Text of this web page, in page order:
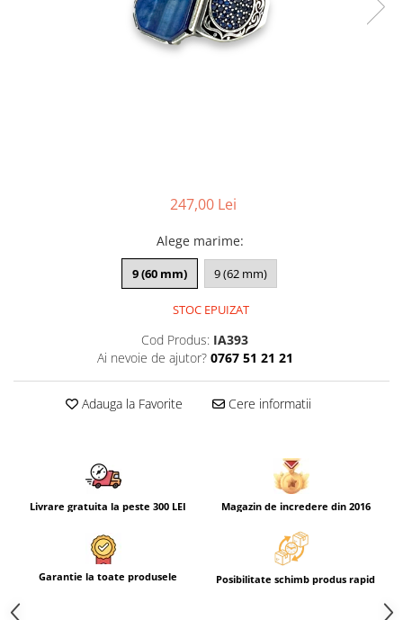
247,00 Lei
Alege marime:
9 (60 mm) 9 (62 mm)
STOC EPUIZAT
Cod Produs: IA393
Ai nevoie de ajutor? 0767 51 21 21
Adauga la Favorite Cere informatii
Livrare gratuita la peste 300 LEI Magazin de incredere din 2016
Garantie la toate produsele Posibilitate schimb produs rapid